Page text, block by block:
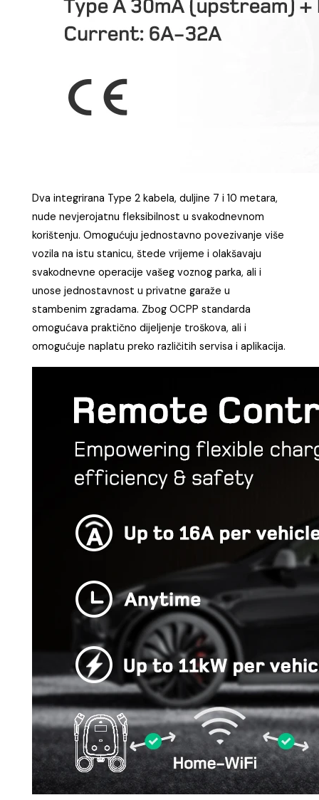
Dva integrirana Type 2 kabela, duljine 7 i 10 metara,
nude nevjerojatnu fleksibilnost u svakodnevnom
korištenju. Omogućuju jednostavno povezivanje više
vozila na istu stanicu, štede vrijeme i olakšavaju
svakodnevne operacije vašeg voznog parka, ali i
unose jednostavnost u privatne garaže u
stambenim zgradama. Zbog OCPP standarda
omogućava praktično dijeljenje troškova, ali i
omogućuje naplatu preko različitih servisa i aplikacija.